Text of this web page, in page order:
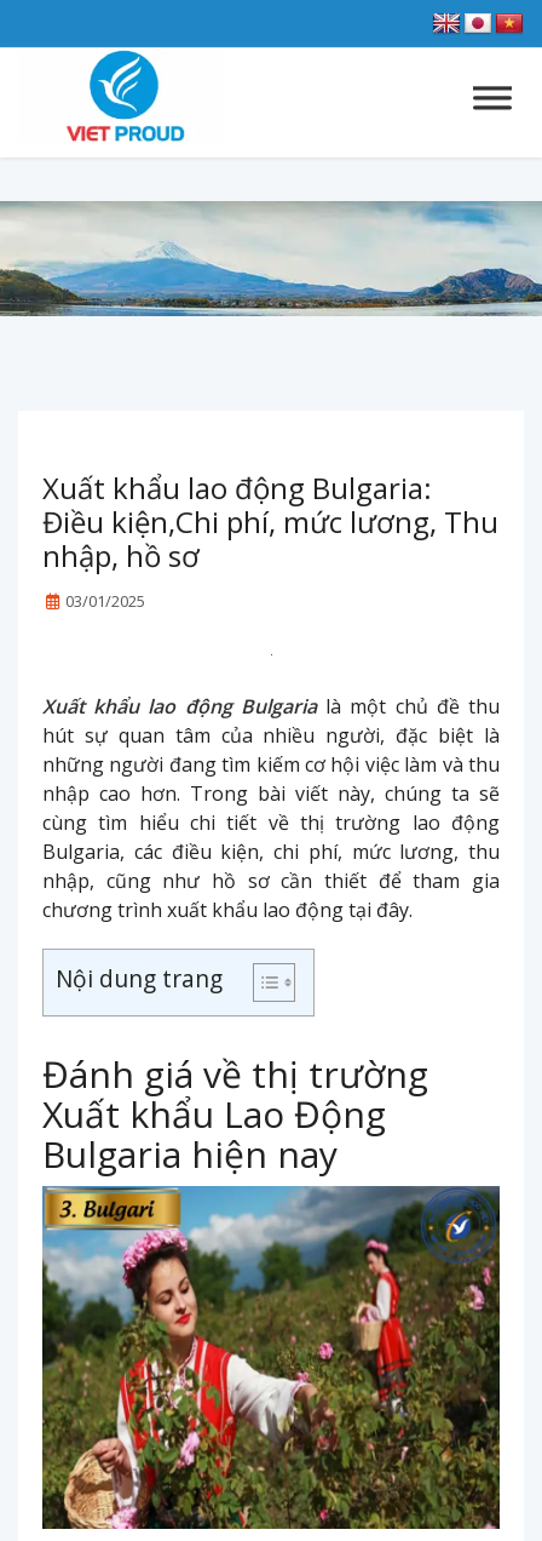
Xuất khẩu lao động Bulgaria:
Điều kiện,Chi phí, mức lương, Thu
nhập, hồ sơ
03/01/2025
Xuất khẩu lao động Bulgarialà một chủ đề thu
hút sự quan tâm của nhiều người, đặc biệt là
những người đang tìm kiếm cơ hội việc làm và thu
nhập cao hơn. Trong bài viết này, chúng ta sẽ
cùng tìm hiểu chi tiết về thị trường lao động
Bulgaria, các điều kiện, chi phí, mức lương, thu
nhập, cũng như hồ sơ cần thiết để tham gia
chương trình xuất khẩu lao động tại đây.
Nội dung trang
Đánh giá về thị trường
Xuất khẩu Lao Động
Bulgaria hiện nay